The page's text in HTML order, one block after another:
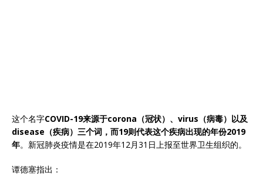
这个名字COVID-19来源于corona（冠状）、virus（病毒）以及
disease（疾病）三个词，而19则代表这个疾病出现的年份2019
年。新冠肺炎疫情是在2019年12月31日上报至世界卫生组织的。
谭德塞指出：